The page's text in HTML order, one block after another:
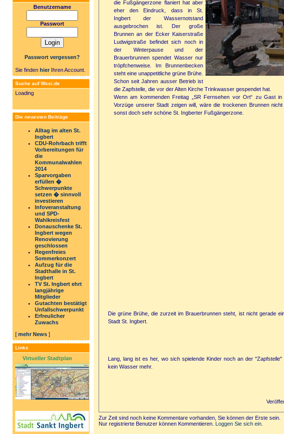
Benutzername
Passwort
Passwort vergessen?
Sie finden hierIhren Account.
Suche auf Wssi.de
Loading
Die neuesten Beiträge
Alltag im alten St.
Ingbert
CDU-Rohrbach trifft
Vorbereitungen für
die
Kommunalwahlen
2014
Sparvorgaben
erfüllen �
Schwerpunkte
setzen � sinnvoll
investieren
Infoveranstaltung
und SPD-
Wahlkreisfest
Donauschenke St.
Ingbert wegen
Renovierung
geschlossen
Regenfreies
Sommerkonzert
Aufzug für die
Stadthalle in St.
Ingbert
TV St. Ingbert ehrt
langjährige
Mitglieder
Gutachten bestätigt
Unfallschwerpunkt
Erfreulicher
Zuwachs
[ mehr News ]
Links
Virtueller Stadtplan
die Fußgängerzone flaniert hat aber
eher den Eindruck, dass in St.
Ingbert der Wassernotstand
ausgebrochen ist. Der große
Brunnen an der Ecker Kaiserstraße
Ludwigstraße befindet sich noch in
der Winterpause und der
Brauerbrunnen spendet Wasser nur
tröpfchenweise. Im Brunnenbecken
steht eine unappetitliche grüne Brühe.
Schon seit Jahren ausser Betrieb ist
die Zapfstelle, die vor der Alten Kirche Trinkwasser gespendet hat.
Wenn am kommenden Freitag „SR Fernsehen vor Ort“ zu Gast
Vorzüge unserer Stadt zeigen will, wäre die trockenen Brunnen
sonst doch sehr schöne St. Ingberter Fußgängerzone.
Die grüne Brühe, die zurzeit im Brauerbrunnen steht, ist nicht gerade
Stadt St. Ingbert.
Lang, lang ist es her, wo sich spielende Kinder noch an der
kein Wasser mehr.
Zur Zeit sind noch keine Kommentare vorhanden, Sie können der Erste sein.
Nur registrierte Benutzer können Kommentieren. Loggen Sie sich ein.